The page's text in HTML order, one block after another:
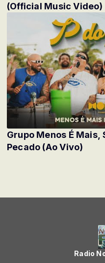
(Official Music Video)
Grupo Menos É Mais,
Pecado (Ao Vivo)
Radio